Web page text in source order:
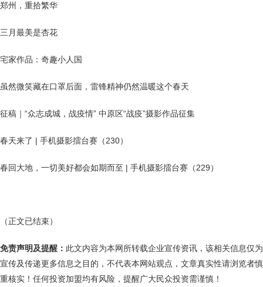
郑州，重拾繁华
三月最美是杏花
宅家作品：奇趣小人国
虽然微笑藏在口罩后面，雷锋精神仍然温暖这个春天
征稿｜“众志成城，战疫情” 中原区“战疫”摄影作品征集
春天来了 | 手机摄影擂台赛（230）
春回大地，一切美好都会如期而至 | 手机摄影擂台赛（229）
（正文已结束）
免责声明及提醒： 此文内容为本网所转载企业宣传资讯，该相关信息仅为
宣传及传递更多信息之目的，不代表本网站观点，文章真实性请浏览者慎
重核实！任何投资加盟均有风险，提醒广大民众投资需谨慎！